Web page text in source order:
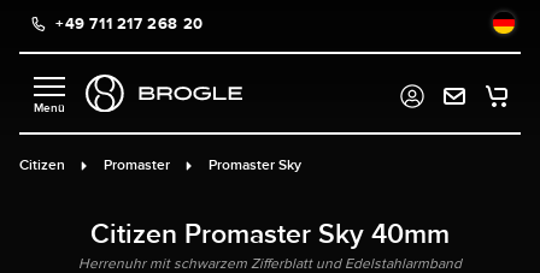
springen
+49 711 217 268 20
Citizen Promaster Promaster Sky
Citizen Promaster Sky 40mm
Herrenuhr mit schwarzem Zifferblatt und Edelstahlarmband